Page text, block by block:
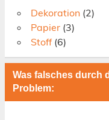
Dekoration (2)
Papier (3)
Stoff (6)
Was falsches durch
Problem: